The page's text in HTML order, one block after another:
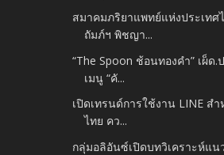
สมาคมภริยาแพทย์แห่งประเทศ
ถัมภ์ฯ พิชญา...
“The Spoon ช้อนทองคำ” เผ็ด
เมนู “คั...
เปิดเทรนด์การใช้งาน LINE ส
ไทย คว...
กลุ่มอลิอันซ์เปิดบทวิเคราะห์แน